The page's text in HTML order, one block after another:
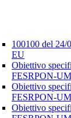
100100 del
EU
Obiettivo
FESRPON-
Obiettivo
FESRPON-
Obiettivo